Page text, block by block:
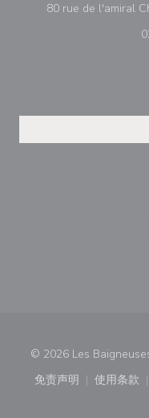
80 rue de l'amiral
© 2026 Les
免责声明
((在新窗口中打开))
使用条款
((在